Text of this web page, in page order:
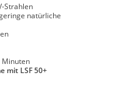
Strahlen
natürliche
Minuten
mit LSF 50+